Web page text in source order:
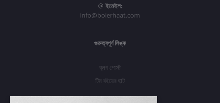
ইমেইল:
info@boierhaat.com
গুরুত্বপূর্ণ লিঙ্ক
ব্লগ পোস্ট
টিম বইয়ের হাট